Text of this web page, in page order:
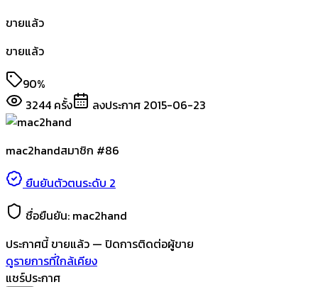
ขายแล้ว
ขายแล้ว
90%
3244 ครั้ง ลงประกาศ 2015-06-23
mac2handสมาชิก #86
ยืนยันตัวตนระดับ 2
ชื่อยืนยัน: mac2hand
ประกาศนี้ขายแล้ว — ปิดการติดต่อผู้ขาย
ดูรายการที่ใกล้เคียง
แชร์ประกาศ